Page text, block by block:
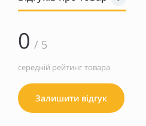
0 / 5
середній рейтинг товара
Залишити відгук